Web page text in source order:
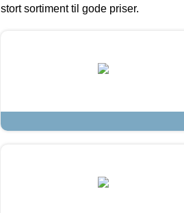
stort sortiment til gode priser.